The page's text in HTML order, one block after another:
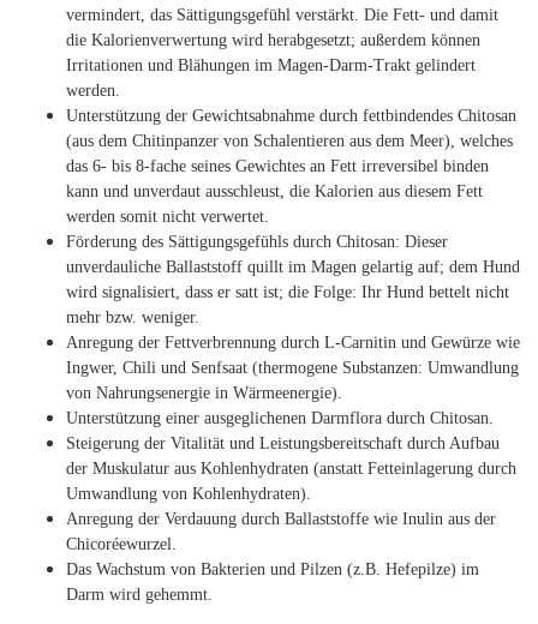
vermindert, das Sättigungsgefühl verstärkt. Die Fett- und damit
die Kalorienverwertung wird herabgesetzt; außerdem können
Irritationen und Blähungen im Magen-Darm-Trakt gelindert
werden.
Unterstützung der Gewichtsabnahme durch fettbindendes Chitosan
(aus dem Chitinpanzer von Schalentieren aus dem Meer), welches
das 6- bis 8-fache seines Gewichtes an Fett irreversibel binden
kann und unverdaut ausschleust, die Kalorien aus diesem Fett
werden somit nicht verwertet.
Förderung des Sättigungsgefühls durch Chitosan: Dieser
unverdauliche Ballaststoff quillt im Magen gelartig auf; dem Hund
wird signalisiert, dass er satt ist; die Folge: Ihr Hund bettelt nicht
mehr bzw. weniger.
Anregung der Fettverbrennung durch L-Carnitin und Gewürze wie
Ingwer, Chili und Senfsaat (thermogene Substanzen: Umwandlung
von Nahrungsenergie in Wärmeenergie).
Unterstützung einer ausgeglichenen Darmflora durch Chitosan.
Steigerung der Vitalität und Leistungsbereitschaft durch Aufbau
der Muskulatur aus Kohlenhydraten (anstatt Fetteinlagerung durch
Umwandlung von Kohlenhydraten).
Anregung der Verdauung durch Ballaststoffe wie Inulin aus der
Chicoréewurzel.
Das Wachstum von Bakterien und Pilzen (z.B. Hefepilze) im
Darm wird gehemmt.